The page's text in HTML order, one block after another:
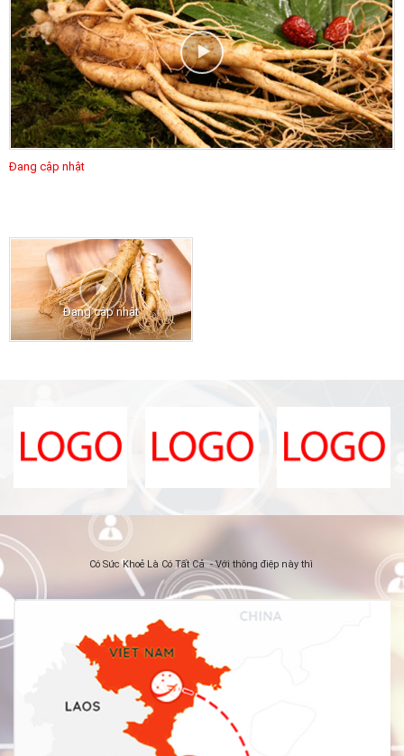
Đang cập nhật
Đang cập nhật
Có Sức Khoẻ Là Có Tất Cả - Với thông điệp này thì